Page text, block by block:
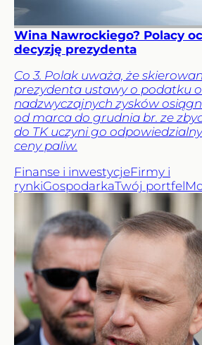
Wina Nawrockiego? Polacy
decyzję prezydenta
Co 3. Polak uważa, że
prezydenta ustawy o podatku
nadzwyczajnych zysków
od marca do grudnia br. ze
do TK uczyni go
ceny paliw.
Finanse i inwestycjeFirmy i
rynkiGospodarkaTwój portfel